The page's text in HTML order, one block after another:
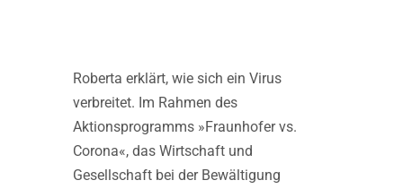
Roberta erklärt, wie sich ein Virus
verbreitet. Im Rahmen des
Aktionsprogramms »Fraunhofer vs.
Corona«, das Wirtschaft und
Gesellschaft bei der Bewältigung